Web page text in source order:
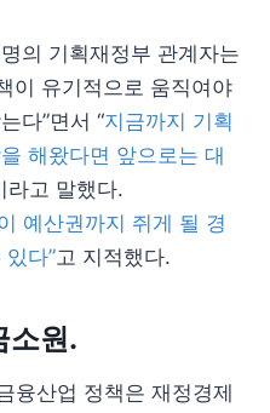
의 기획재정부 관계자는
이 유기적으로 움직여야
다”면서 “지금까지 기획
해왔다면 앞으로는 대
라고 말했다.
예산권까지 쥐게 될 경
다”고 지적했다.
소원.
융산업 정책은 재정경제